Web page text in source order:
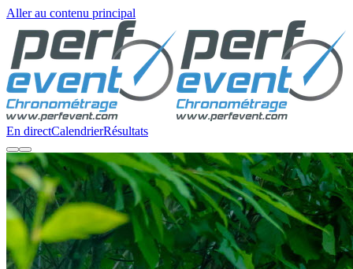
Aller au contenu principal
En directCalendrierRésultats